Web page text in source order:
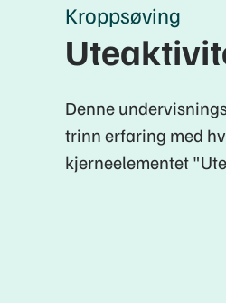
Kroppsøving
Denne
trinn erfaring med
kjerneelementet